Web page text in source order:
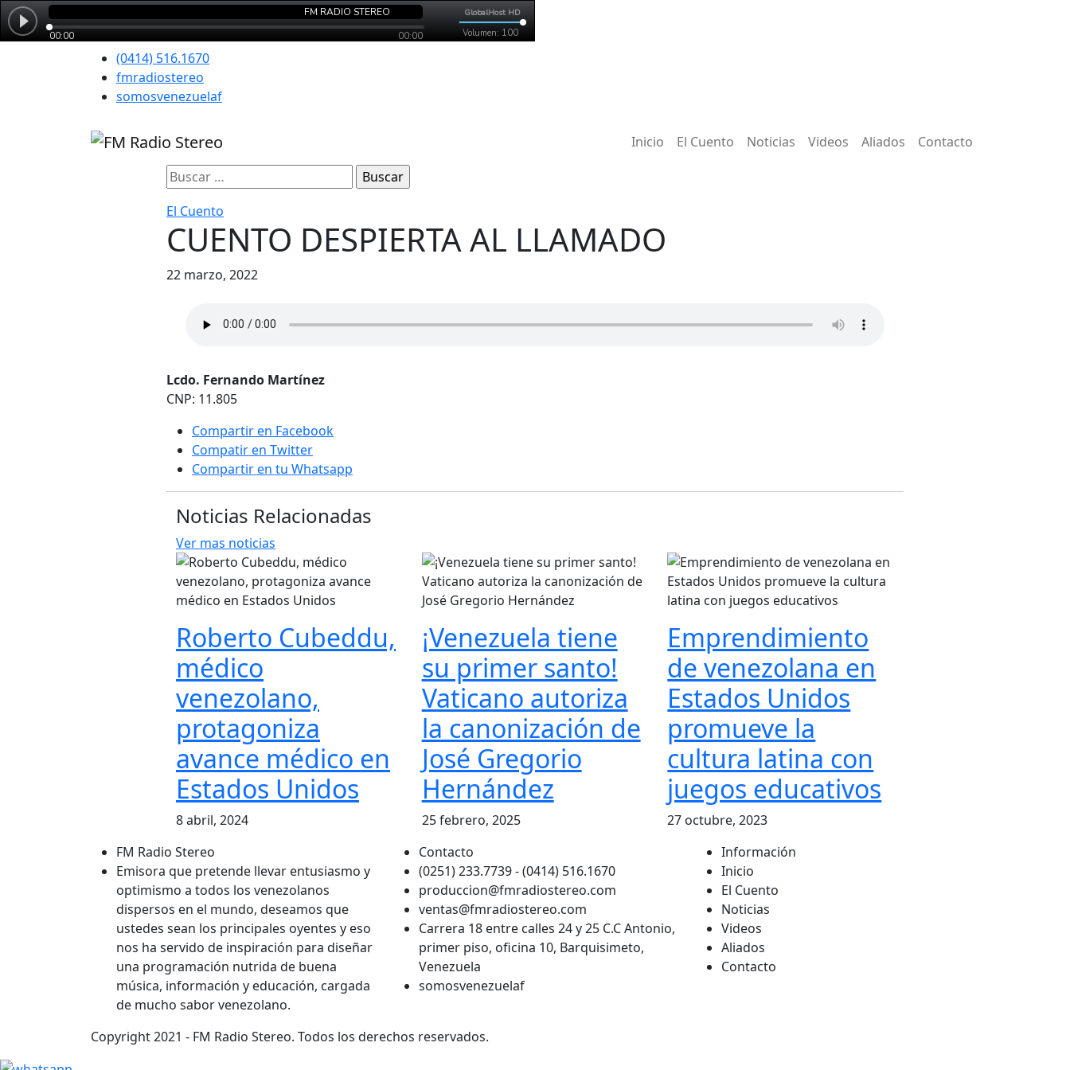
(0414) 516.1670
fmradiostereo
somosvenezuelaf
Inicio El Cuento Noticias Videos Aliados
Contacto
Buscar:
El Cuento
CUENTO DESPIERTA AL LLAMADO
22 marzo, 2022
Lcdo. Fernando Martínez
CNP: 11.805
Compartir en Facebook
Compatir en Twitter
Compartir en tu Whatsapp
Noticias Relacionadas
Ver mas noticias
Roberto Cubeddu,
médico
venezolano,
protagoniza
avance médico en
Estados Unidos
8 abril, 2024
¡Venezuela tiene
su primer santo!
Vaticano autoriza
la canonización de
José Gregorio
Hernández
25 febrero, 2025
Emprendimiento
de venezolana en
Estados Unidos
promueve la
cultura latina con
juegos educativos
27 octubre, 2023
FM Radio Stereo
Emisora que pretende llevar entusiasmo y
optimismo a todos los venezolanos
dispersos en el mundo, deseamos que
ustedes sean los principales oyentes y eso
nos ha servido de inspiración para diseñar
una programación nutrida de buena
música, información y educación, cargada
de mucho sabor venezolano.
Contacto
(0251) 233.7739 - (0414) 516.1670
produccion@fmradiostereo.com
ventas@fmradiostereo.com
Carrera 18 entre calles 24 y 25 C.C Antonio,
primer piso, oficina 10, Barquisimeto,
Venezuela
somosvenezuelaf
Información
Inicio
El Cuento
Noticias
Videos
Aliados
Contacto
Copyright 2021 - FM Radio Stereo. Todos los derechos reservados.